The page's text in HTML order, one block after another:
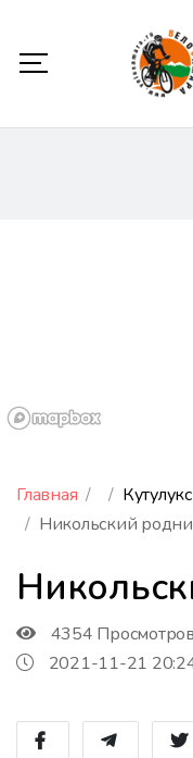
Главная
Никольский
4354 Просмотров
2021-11-21